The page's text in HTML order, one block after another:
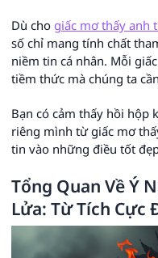
Dù cho giấc mơ thấy anh
số chỉ mang tính chất
niềm tin cá nhân. Mỗi
tiềm thức mà chúng ta
Bạn có cảm thấy hồi hộp
riêng mình từ giấc mơ
tin vào những điều tốt
Tổng Quan Về Ý
Lửa: Từ Tích Cực